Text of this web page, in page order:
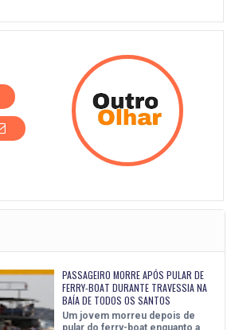
PASSAGEIRO MORRE APÓS PULAR DE
FERRY-BOAT DURANTE TRAVESSIA NA
BAÍA DE TODOS OS SANTOS
Um jovem morreu depois de
pular do ferry-boat enquanto a